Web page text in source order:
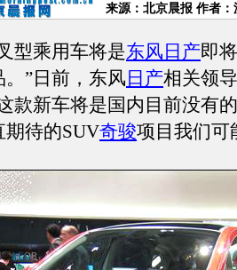
来源：北京晨报 作者：
乘用车将是东风日产即
”日前，东风 日产相关领
款新车将是国内目前没有
期待的SUV奇骏项目我们可